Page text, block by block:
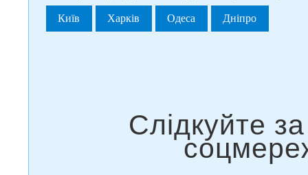
Київ Харків Одеса Дніпро